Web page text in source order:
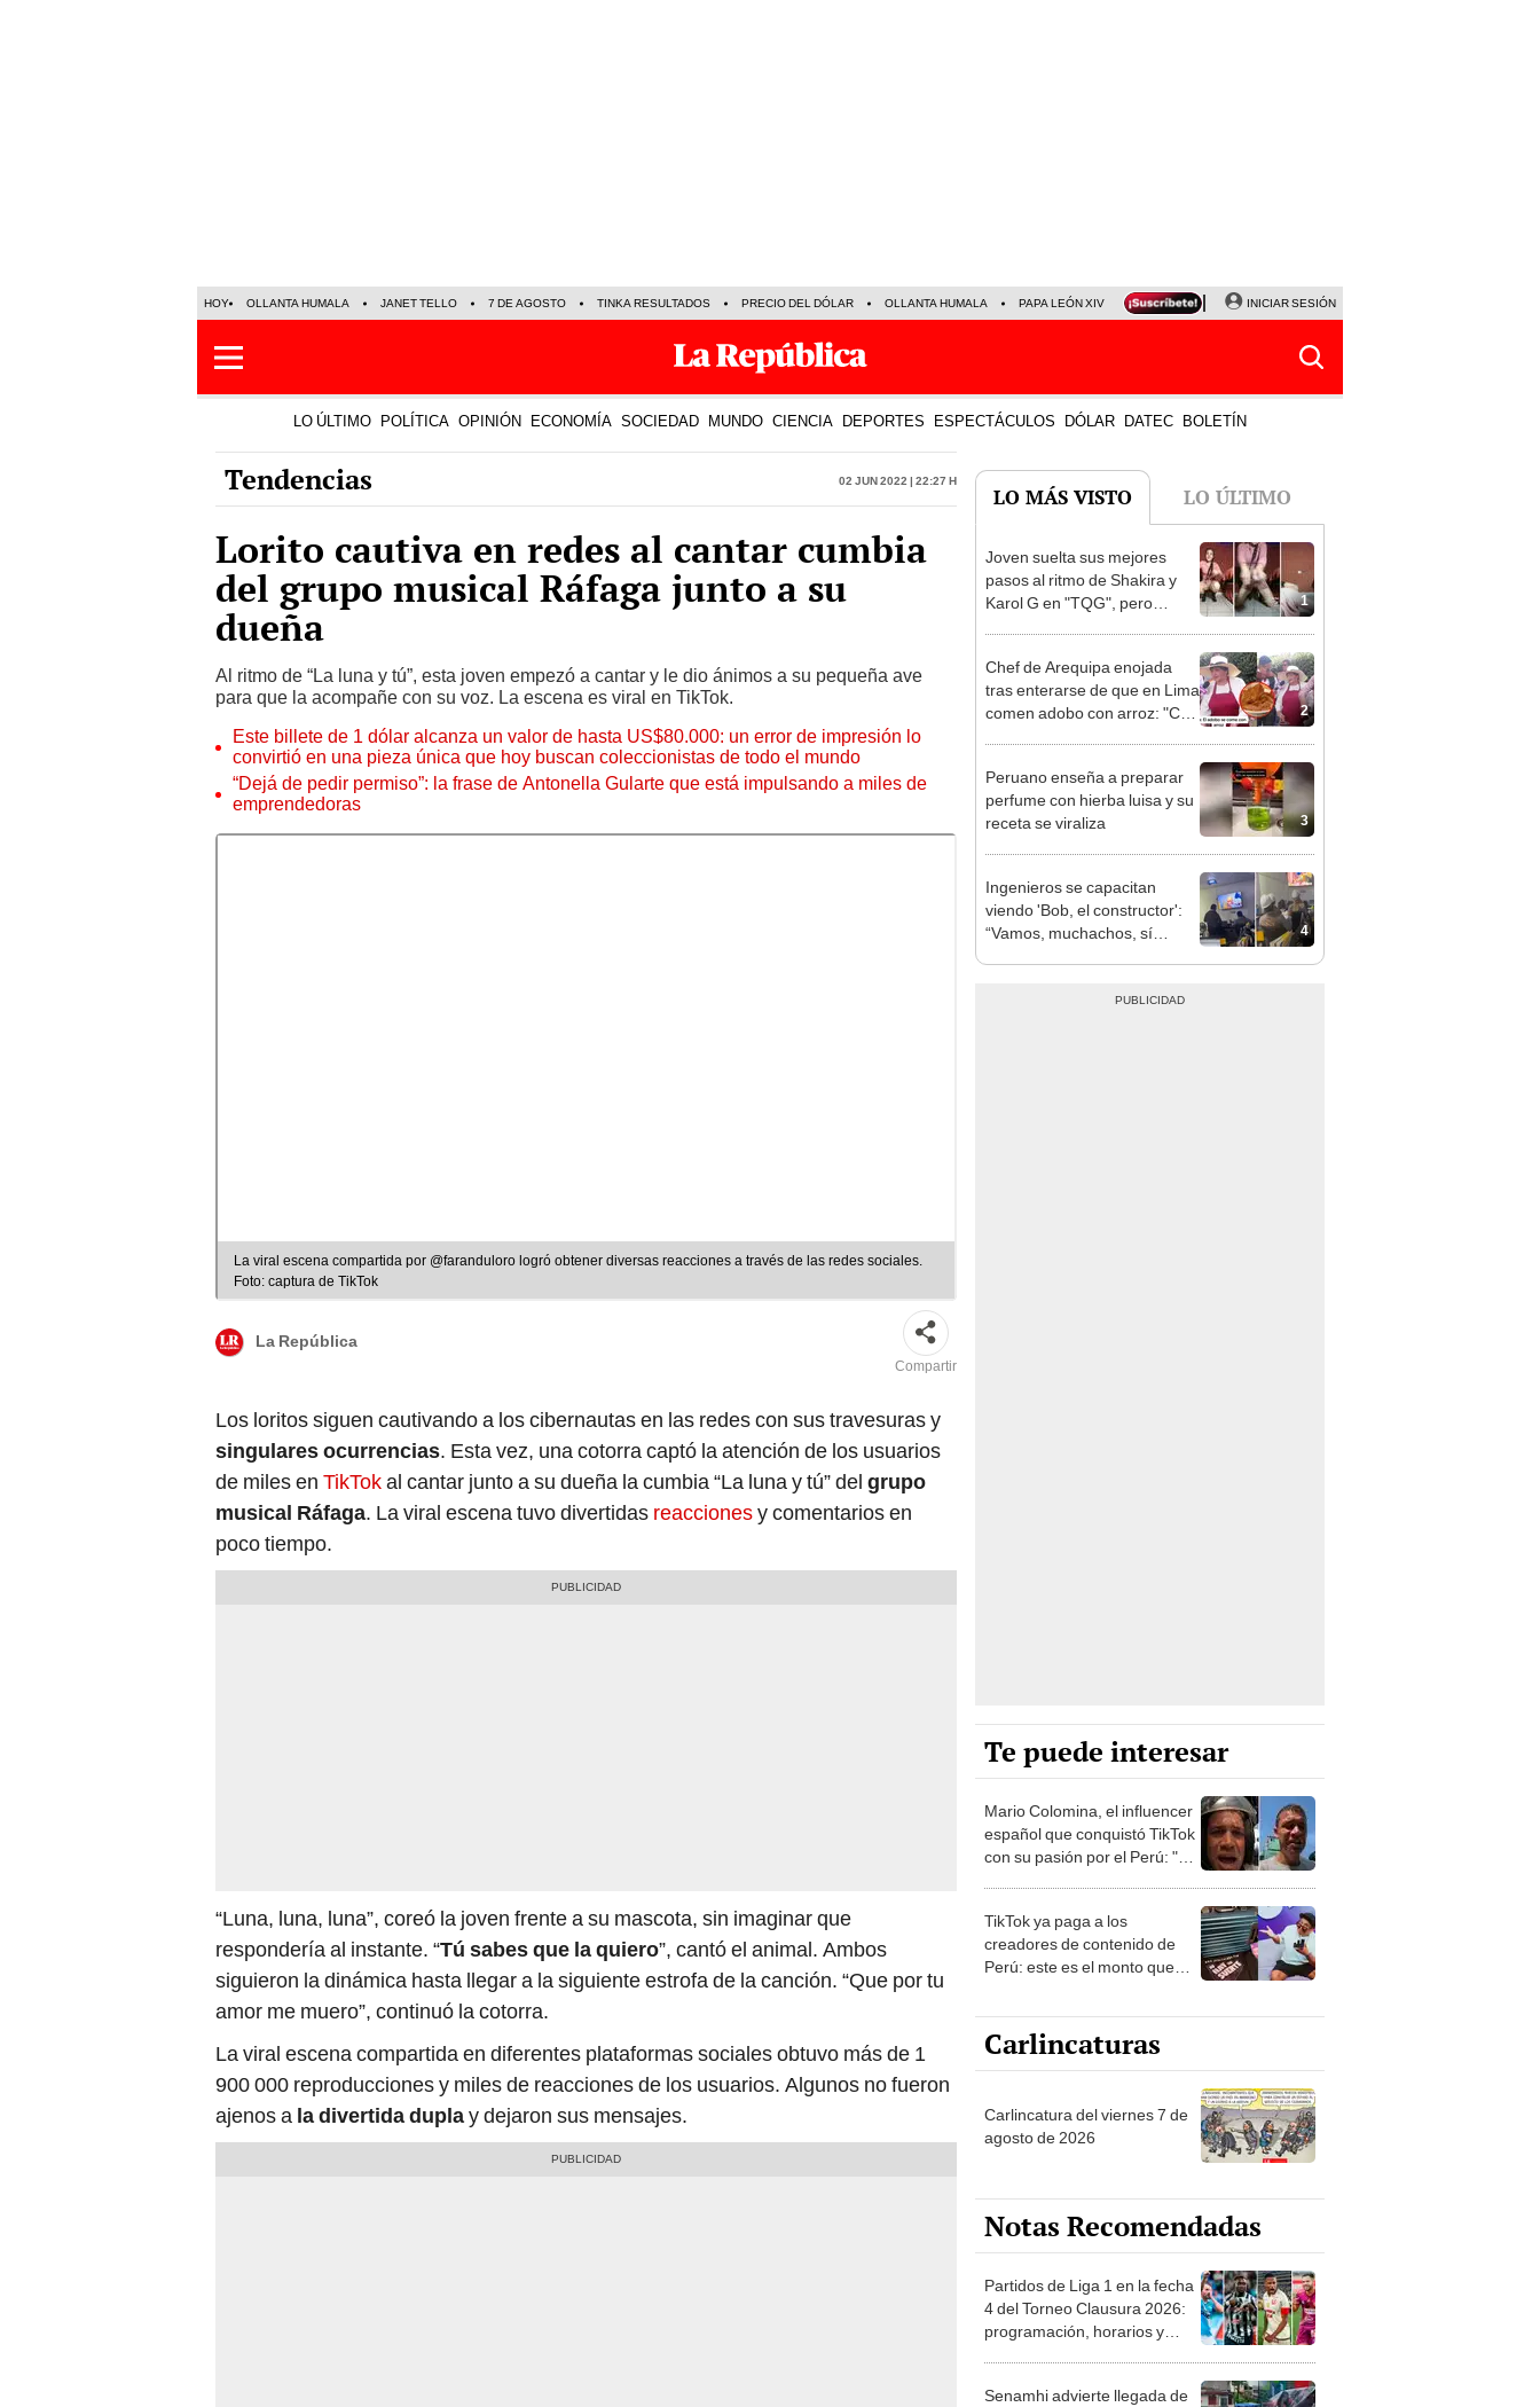
HOY OLLANTA HUMALA JANET TELLO 7 DE AGOSTO TINKA RESULTADOS PRECIO DEL DÓLAR OLLANTA HUMALA PAPA LEÓN XIV NALDY SALDAÑA LA BELLA LUZ
INICIAR SESIÓN
LO ÚLTIMO POLÍTICA OPINIÓN ECONOMÍA SOCIEDAD MUNDO CIENCIA DEPORTES ESPECTÁCULOS DÓLAR DATEC BOLETÍN
Tendencias 02 Jun 2022 | 22:27 h
Lorito cautiva en redes al cantar cumbia
del grupo musical Ráfaga junto a su
dueña
Al ritmo de “La luna y tú”, esta joven empezó a cantar y le dio ánimos a su pequeña ave
para que la acompañe con su voz. La escena es viral en TikTok.
Este billete de 1 dólar alcanza un valor de hasta US$80.000: un error de impresión lo
convirtió en una pieza única que hoy buscan coleccionistas de todo el mundo
“Dejá de pedir permiso”: la frase de Antonella Gularte que está impulsando a miles de
emprendedoras
La viral escena compartida por @faranduloro logró obtener diversas reacciones a través de las redes sociales.
Foto: captura de TikTok
La República
Compartir
Los loritos siguen cautivando a los cibernautas en las redes con sus travesuras y
singulares ocurrencias. Esta vez, una cotorra captó la atención de los usuarios
de miles en TikTokal cantar junto a su dueña la cumbia “La luna y tú” del grupo
musical Ráfaga. La viral escena tuvo divertidas reaccionesy comentarios en
poco tiempo.
“Luna, luna, luna”, coreó la joven frente a su mascota, sin imaginar que
respondería al instante. “Tú sabes que la quiero”, cantó el animal. Ambos
siguieron la dinámica hasta llegar a la siguiente estrofa de la canción. “Que por tu
amor me muero”, continuó la cotorra.
La viral escena compartida en diferentes plataformas sociales obtuvo más de 1
900 000 reproducciones y miles de reacciones de los usuarios. Algunos no fueron
ajenos a la divertida duplay dejaron sus mensajes.
LO MÁS VISTO LO ÚLTIMO
1
Joven suelta sus mejores
pasos al ritmo de Shakira y
Karol G en "TQG", pero
2
Chef de Arequipa enojada
tras enterarse de que en Lima
comen adobo con arroz: "Con
3
Peruano enseña a preparar
perfume con hierba luisa y su
receta se viraliza
4
Ingenieros se capacitan
viendo 'Bob, el constructor':
“Vamos, muchachos, sí
Te puede interesar
Mario Colomina, el influencer
español que conquistó TikTok
con su pasión por el Perú: "Mi
TikTok ya paga a los
creadores de contenido de
Perú: este es el monto que
1.000 vistas
Carlincaturas
Carlincatura del viernes 7 de
agosto de 2026
Notas Recomendadas
Partidos de Liga 1 en la fecha
4 del Torneo Clausura 2026:
programación, horarios y
Senamhi advierte llegada de